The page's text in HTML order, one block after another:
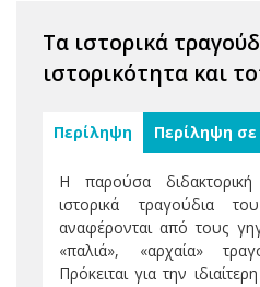
Τα ιστορικά
ιστορικότητα και
Περίληψη Περίληψη
Η παρούσα διδακτορική
ιστορικά τραγούδια
αναφέρονται από τους
«παλιά», «αρχαία»
Πρόκειται για την